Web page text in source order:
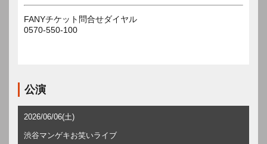
FANYチケット問合せダイヤル
0570-550-100
公演
2026/06/06(土)
渋谷マンゲキお笑いライブ